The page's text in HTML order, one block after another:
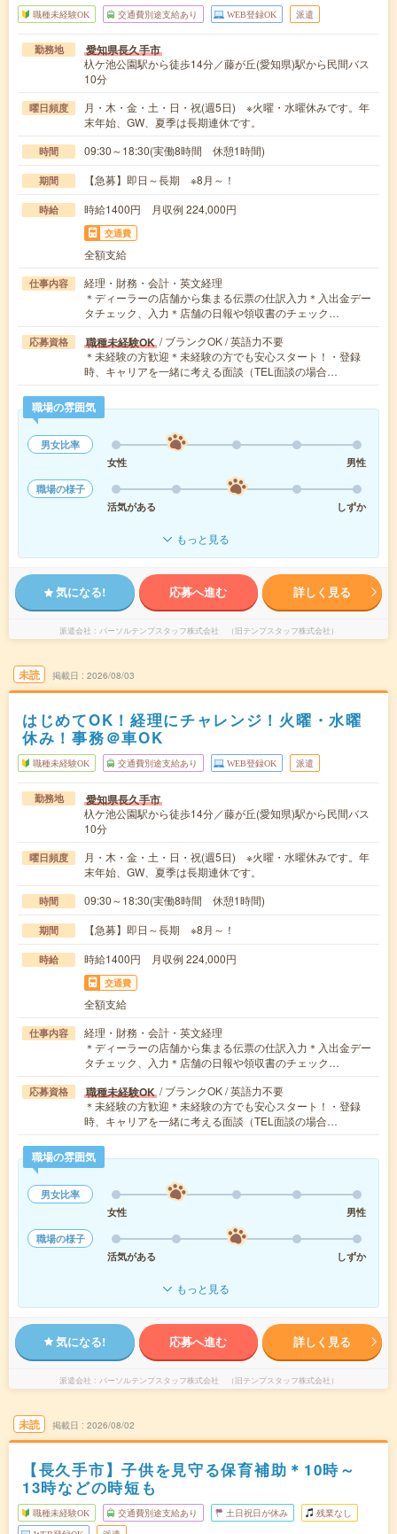
職種未経験OK 交通費別途支給あり WEB登録OK 派遣
勤務地 愛知県長久手市
杁ケ池公園駅から徒歩14分／藤が丘(愛知県)駅から民間バス
10分
曜日頻度
月・木・金・土・日・祝(週5日) ※火曜・水曜休みです。年
末年始、GW、夏季は長期連休です。
時間 09:30～18:30(実働8時間 休憩1時間)
期間 【急募】即日～長期 ※8月～！
時給 時給1400円 月収例 224,000円
交通費
全額支給
仕事内容
経理・財務・会計・英文経理
＊ディーラーの店舗から集まる伝票の仕訳入力＊入出金デー
タチェック、入力＊店舗の日報や領収書のチェック…
応募資格 職種未経験OK / ブランクOK / 英語力不要
＊未経験の方歓迎＊未経験の方でも安心スタート！・登録
時、キャリアを一緒に考える面談（TEL面談の場合…
職場の雰囲気
男女比率
女性
男性
職場の様子
活気がある
しずか
もっと見る
気になる! 応募へ進む 詳しく見る
派遣会社 パーソルテンプスタッフ株式会社 （旧テンプスタッフ株式会社）
未読 掲載日 2026/08/03
はじめてOK！経理にチャレンジ！火曜・水曜
休み！事務＠車OK
職種未経験OK 交通費別途支給あり WEB登録OK 派遣
勤務地 愛知県長久手市
杁ケ池公園駅から徒歩14分／藤が丘(愛知県)駅から民間バス
10分
曜日頻度
月・木・金・土・日・祝(週5日) ※火曜・水曜休みです。年
末年始、GW、夏季は長期連休です。
時間 09:30～18:30(実働8時間 休憩1時間)
期間 【急募】即日～長期 ※8月～！
時給 時給1400円 月収例 224,000円
交通費
全額支給
仕事内容
経理・財務・会計・英文経理
＊ディーラーの店舗から集まる伝票の仕訳入力＊入出金デー
タチェック、入力＊店舗の日報や領収書のチェック…
応募資格 職種未経験OK / ブランクOK / 英語力不要
＊未経験の方歓迎＊未経験の方でも安心スタート！・登録
時、キャリアを一緒に考える面談（TEL面談の場合…
職場の雰囲気
男女比率
女性
男性
職場の様子
活気がある
しずか
もっと見る
気になる! 応募へ進む 詳しく見る
派遣会社 パーソルテンプスタッフ株式会社 （旧テンプスタッフ株式会社）
未読 掲載日 2026/08/02
【長久手市】子供を見守る保育補助＊10時～
13時などの時短も
職種未経験OK 交通費別途支給あり 土日祝日が休み 残業なし